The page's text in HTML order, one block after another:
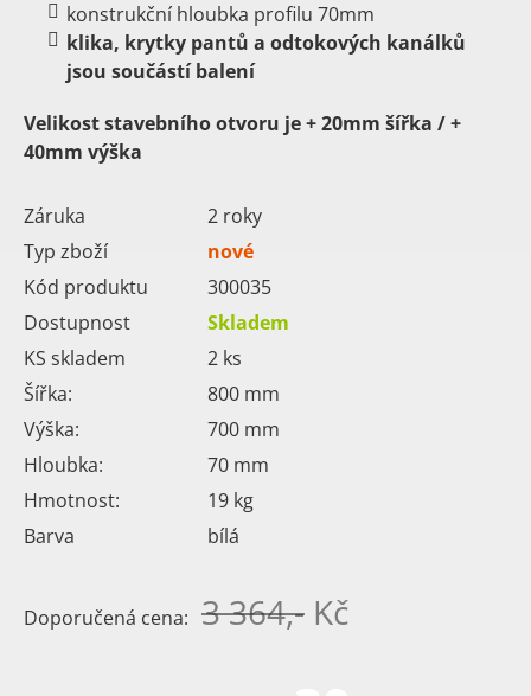
konstrukční hloubka profilu 70mm
klika, krytky pantů a odtokových kanálků
jsou součástí balení
Velikost stavebního otvoru je + 20mm šířka / +
40mm výška
Záruka
2 roky
Typ zboží
nové
Kód produktu
300035
Dostupnost
Skladem
KS skladem
2 ks
Šířka:
800 mm
Výška:
700 mm
Hloubka:
70 mm
Hmotnost:
19 kg
Barva
bílá
Doporučená cena: 3 364,- Kč